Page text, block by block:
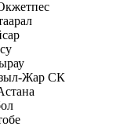
Жар СК